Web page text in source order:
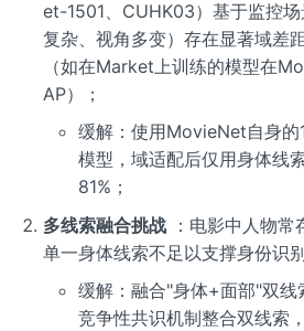
et-1501、CUHK03）基于监控
复杂、视角多变）存在显著域差
（如在Market上训练的模型在
AP）；
缓解：使用MovieNet自身的
模型，域适配后仅用身体线
81%；
多线索融合挑战：电影中人物常
单一身体线索不足以支撑身份识别
缓解：融合"身体+面部"双线
竞争性共识机制整合双线索